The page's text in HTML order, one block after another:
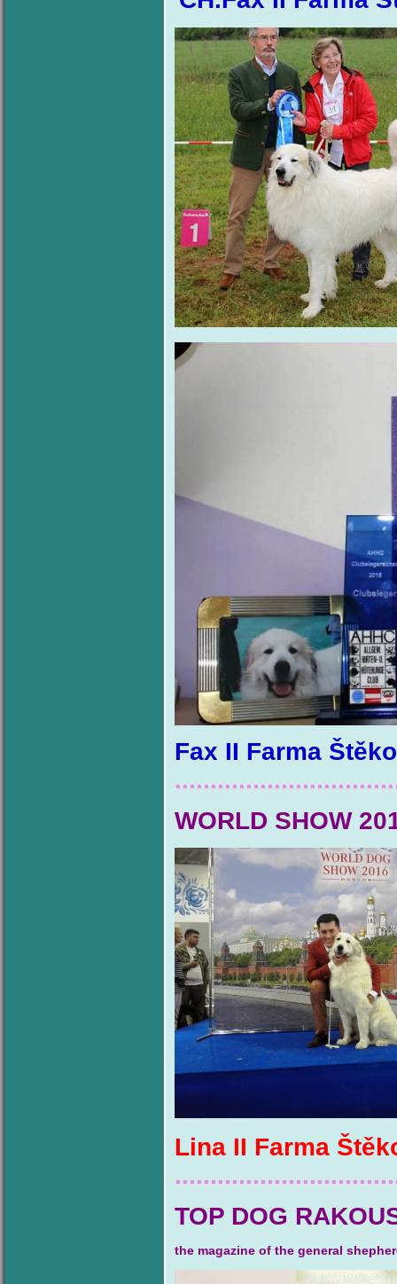
Fax II Farma
WORLD SHOW
Lina II Farma
TOP DOG
the magazine of the general